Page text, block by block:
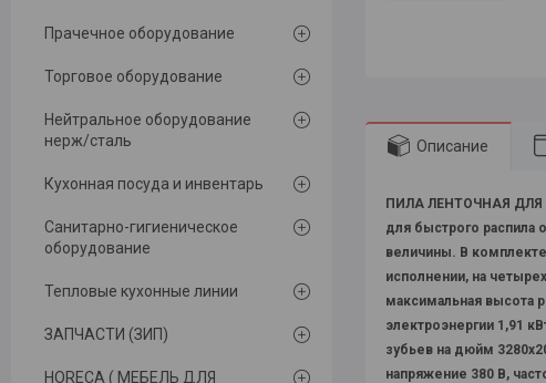
Описание
ПИЛА ЛЕНТОЧНАЯ ДЛЯ
для быстрого распила
величины. В
исполнении, на
максимальная высота
электроэнергии 1,91
зубьев на дюйм
напряжение 380 В,
Прачечное оборудование
Торговое оборудование
Нейтральное оборудование
нерж/сталь
Кухонная посуда и инвентарь
Санитарно-гигиеническое
оборудование
Тепловые кухонные линии
ЗАПЧАСТИ (ЗИП)
HORECA ( МЕБЕЛЬ ДЛЯ